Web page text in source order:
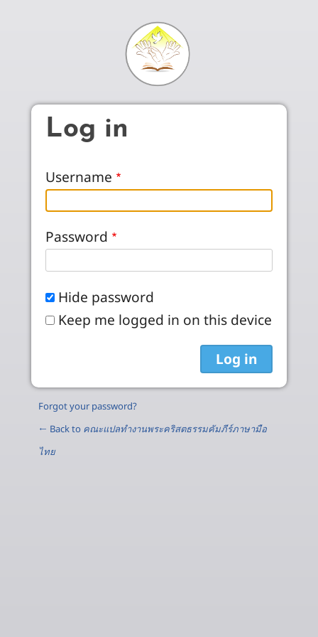
Log in
Username
Password
Hide password
Keep me logged in on this device
Forgot your password?
← Back to คณะแปลทำงานพระคริสตธรรมคัมภีร์ภาษามือ
ไทย